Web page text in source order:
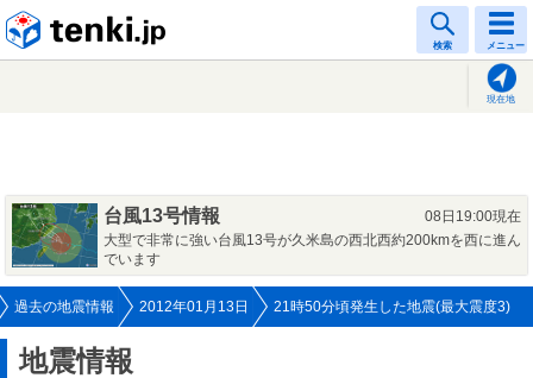
検索 メニュー
現在地
台風13号情報
08日19:00現在
大型で非常に強い台風13号が久米島の西北西約200kmを西に進ん
でいます
過去の地震情報 2012年01月13日 21時50分頃発生した地震(最大震度3)
地震情報